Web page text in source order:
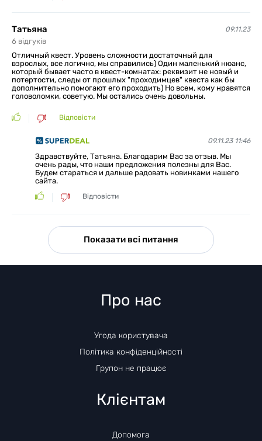
Татьяна 09.11.23
6 відгуків
Отличный квест. Уровень сложности достаточный для
взрослых, все логично, мы справились) Один маленький нюанс,
который бывает часто в квест-комнатах: реквизит не новый и
потертости, следы от прошлых "проходимцев" квеста как бы
дополнительно помогают его проходить) Но всем, кому нравятся
головоломки, советую. Мы остались очень довольны.
Відповісти
09.11.23 11:46
Здравствуйте, Татьяна. Благодарим Вас за отзыв. Мы
очень рады, что наши предложения полезны для Вас.
Будем стараться и дальше радовать новинками нашего
сайта.
Відповісти
Показати всі питання
Про нас
Угода користувача
Політика конфіденційності
Групон не працює
Клієнтам
Допомога